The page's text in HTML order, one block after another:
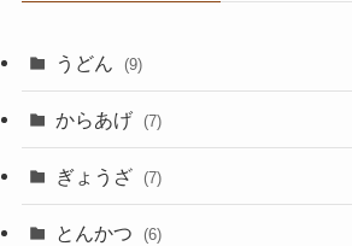
うどん (9)
からあげ (7)
ぎょうざ (7)
とんかつ (6)